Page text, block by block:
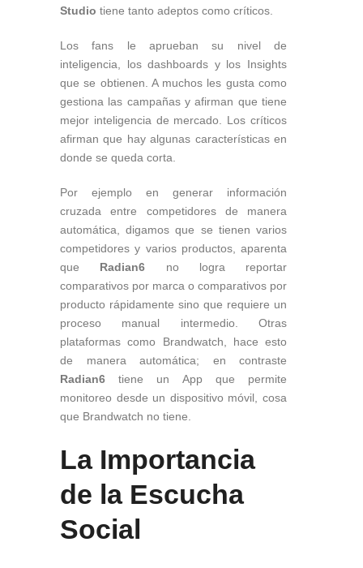
Studio tiene tanto adeptos como críticos.
Los fans le aprueban su nivel de
inteligencia, los dashboards y los Insights
que se obtienen. A muchos les gusta como
gestiona las campañas y afirman que tiene
mejor inteligencia de mercado. Los críticos
afirman que hay algunas características en
donde se queda corta.
Por ejemplo en generar información
cruzada entre competidores de manera
automática, digamos que se tienen varios
competidores y varios productos, aparenta
que Radian6 no logra reportar
comparativos por marca o comparativos por
producto rápidamente sino que requiere un
proceso manual intermedio. Otras
plataformas como Brandwatch, hace esto
de manera automática; en contraste
Radian6 tiene un App que permite
monitoreo desde un dispositivo móvil, cosa
que Brandwatch no tiene.
La Importancia
de la Escucha
Social